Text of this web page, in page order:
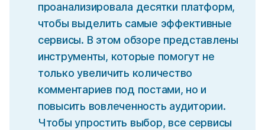
проанализировала десятки платформ,
чтобы выделить самые эффективные
сервисы. В этом обзоре представлены
инструменты, которые помогут не
только увеличить количество
комментариев под постами, но и
повысить вовлеченность аудитории.
Чтобы упростить выбор, все сервисы